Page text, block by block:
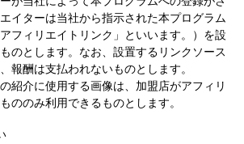
イターは当社から指示された本プログラム
フィリエイトリンク」といいます。）を設
のとします。なお、設置するリンクソース
報酬は支払われないものとします。
紹介に使用する画像は、加盟店がアフィリ
ののみ利用できるものとします。